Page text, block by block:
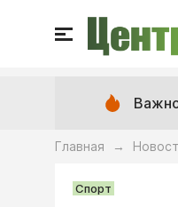
Главная →
Спорт